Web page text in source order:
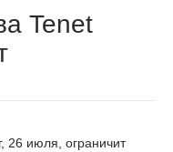
Tenet
26 июля, ограничит